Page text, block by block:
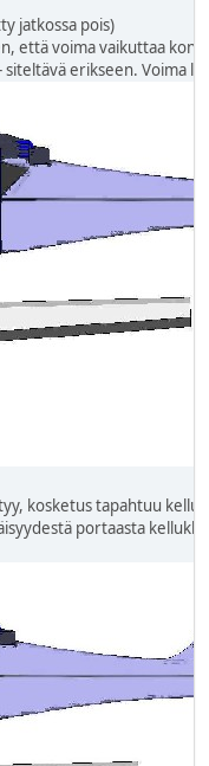
jatkossa pois)
että voima vaikuttaa
erikseen. Voima
kosketus tapahtuu
portaasta